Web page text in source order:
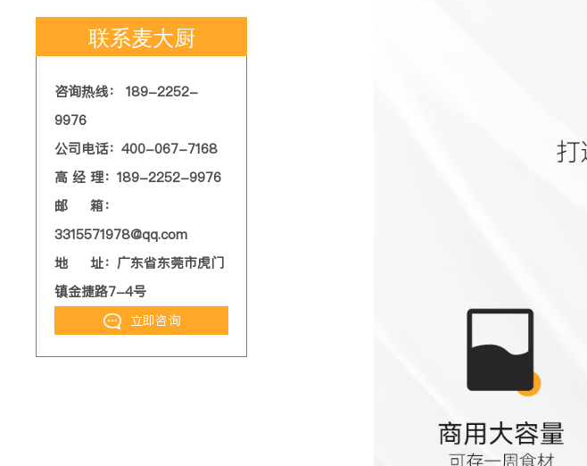
联系麦大厨
咨询热线： 189-2252-
9976
公司电话：400-067-7168
高 经 理：189-2252-9976
邮 箱：
3315571978@qq.com
地 址：广东省东莞市虎门
镇金捷路7-4号
立即咨询